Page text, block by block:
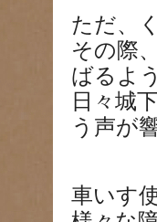
ただ、
その際
ばるよ
日々城
う声が
車いす